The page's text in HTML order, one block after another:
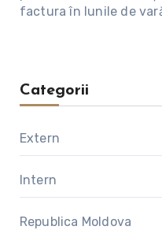
factura în lunile de
Categorii
Extern
Intern
Republica Moldova